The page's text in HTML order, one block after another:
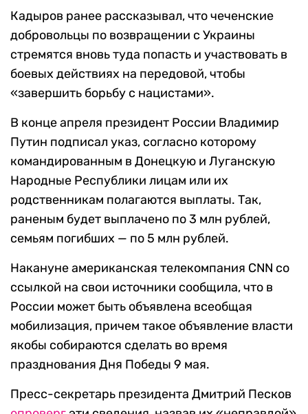
Кадыров ранее рассказывал, что чеченские
добровольцы по возвращении с Украины
стремятся вновь туда попасть и участвовать в
боевых действиях на передовой, чтобы
«завершить борьбу с нацистами».
В конце апреля президент России Владимир
Путин подписал указ, согласно которому
командированным в Донецкую и Луганскую
Народные Республики лицам или их
родственникам полагаются выплаты. Так,
раненым будет выплачено по 3 млн рублей,
семьям погибших — по 5 млн рублей.
Накануне американская телекомпания CNN со
ссылкой на свои источники сообщила, что в
России может быть объявлена всеобщая
мобилизация, причем такое объявление власти
якобы собираются сделать во время
празднования Дня Победы 9 мая.
Пресс-секретарь президента Дмитрий Песков